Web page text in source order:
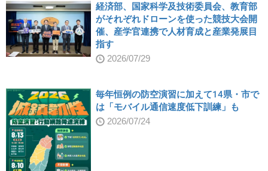
経済部、国家科学及技術委員会、教育部
がそれぞれドローンを使った競技大会開
催、産学官連携で人材育成と産業発展目
指す
2026/07/29
毎年恒例の防空演習に加えて14県・市で
は「モバイル通信速度低下訓練」も
2026/07/24